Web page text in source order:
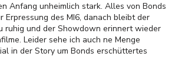
Anfang unheimlich stark. Alles von Bonds
Erpressung des MI6, danach bleibt der
ruhig und der Showdown erinnert wieder
Leider sehe ich auch ne Menge
in der Story um Bonds erschüttertes